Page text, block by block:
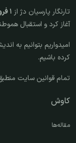
تارنگار پارسیان دژ از ۱ فروردین ۱۳۹۱
آغاز کرد و استقبال
امیدواریم بتوانیم به
کرده باشیم.
تمام قوانین سایت
کاوش
مقاله‌ها